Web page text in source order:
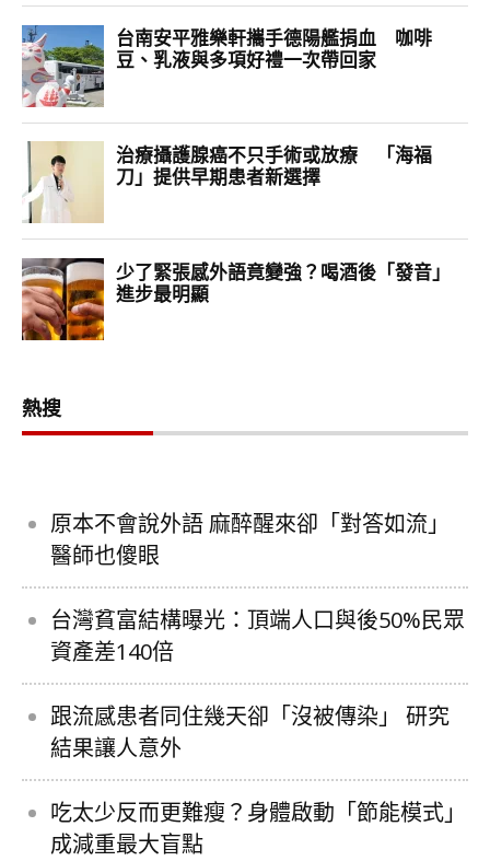
熱搜
原本不會說外語 麻醉醒來卻「對答如流」
醫師也傻眼
台灣貧富結構曝光：頂端人口與後50%民眾
資產差140倍
跟流感患者同住幾天卻「沒被傳染」 研究
結果讓人意外
吃太少反而更難瘦？身體啟動「節能模式」
成減重最大盲點